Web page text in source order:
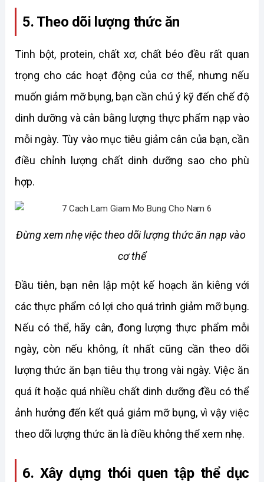
5. Theo dõi lượng thức ăn
Tinh bột, protein, chất xơ, chất béo đều rất quan
trọng cho các hoạt động của cơ thể, nhưng nếu
muốn giảm mỡ bụng, bạn cần chú ý kỹ đến chế độ
dinh dưỡng và cân bằng lượng thực phẩm nạp vào
mỗi ngày. Tùy vào mục tiêu giảm cân của bạn, cần
điều chỉnh lượng chất dinh dưỡng sao cho phù
hợp.
Đừng xem nhẹ việc theo dõi lượng thức ăn nạp vào
cơ thể
Đầu tiên, bạn nên lập một kế hoạch ăn kiêng với
các thực phẩm có lợi cho quá trình giảm mỡ bụng.
Nếu có thể, hãy cân, đong lượng thực phẩm mỗi
ngày, còn nếu không, ít nhất cũng cần theo dõi
lượng thức ăn bạn tiêu thụ trong vài ngày. Việc ăn
quá ít hoặc quá nhiều chất dinh dưỡng đều có thể
ảnh hưởng đến kết quả giảm mỡ bụng, vì vậy việc
theo dõi lượng thức ăn là điều không thể xem nhẹ.
6. Xây dựng thói quen tập thể dục